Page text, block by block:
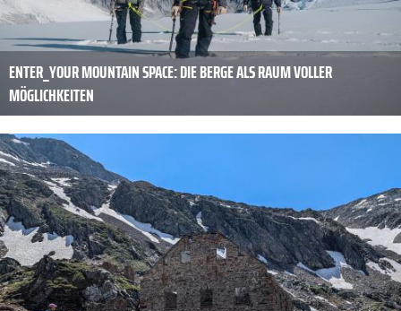
ENTER_YOUR MOUNTAIN SPACE: DIE BERGE ALS RAUM VOLLER
MÖGLICHKEITEN